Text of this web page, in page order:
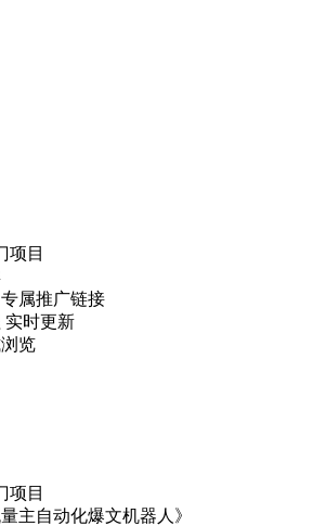
项目
属推广链接
实时更新
览
项目
主自动化爆文机器人》